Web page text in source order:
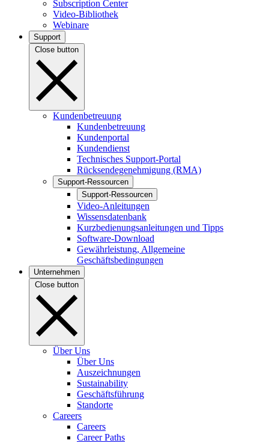
Subscription Center
Video-Bibliothek
Webinare
Support
Close button
Kundenbetreuung
Kundenbetreuung
Kundenportal
Kundendienst
Technisches Support-Portal
Rücksendegenehmigung (RMA)
Support-Ressourcen
Support-Ressourcen
Video-Anleitungen
Wissensdatenbank
Kurzbedienungsanleitungen und Tipps
Software-Download
Gewährleistung, Allgemeine
Geschäftsbedingungen
Unternehmen
Close button
Über Uns
Über Uns
Auszeichnungen
Sustainability
Geschäftsführung
Standorte
Careers
Careers
Career Paths